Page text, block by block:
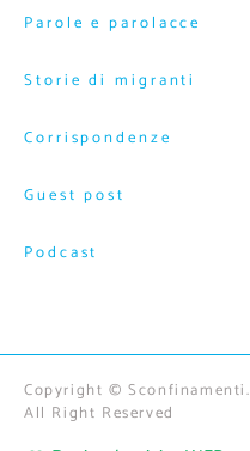
Parole e parolacce
Storie di migranti
Corrispondenze
Guest post
Podcast
Copyright © Sconfinamenti.
All Right Reserved